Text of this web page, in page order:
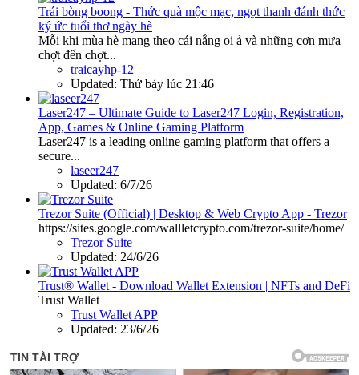
Trái bòng boong - Thức quà mộc mạc, ngọt thanh đánh thức
ký ức tuổi thơ ngày hè
Mỗi khi mùa hè mang theo cái nắng oi ả và những cơn mưa
chợt đến chợt...
traicayhp-12
Updated: Thứ bảy lúc 21:46
Laser247 – Ultimate Guide to Laser247 Login, Registration,
App, Games & Online Gaming Platform
Laser247 is a leading online gaming platform that offers a
secure...
laseer247
Updated: 6/7/26
Trezor Suite (Official) | Desktop & Web Crypto App - Trezor
https://sites.google.com/wallletcrypto.com/trezor-suite/home/
Trezor Suite
Updated: 24/6/26
Trust® Wallet - Download Wallet Extension | NFTs and DeFi
Trust Wallet
Trust Wallet APP
Updated: 23/6/26